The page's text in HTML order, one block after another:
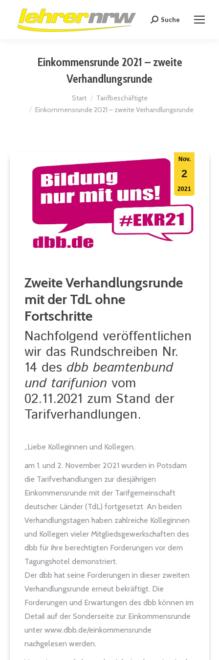
Search:
Suche
Einkommensrunde 2021 – zweite
Verhandlungsrunde
Sie befinden sich hier:Start
Tarifbeschäftigte
Einkommensrunde 2021 – zweite Verhandlungsrunde
Nov.
2
2021
Zweite Verhandlungsrunde
mit der TdL ohne
Fortschritte
Nachfolgend veröffentlichen
wir das Rundschreiben Nr.
14 des dbb beamtenbund
und tarifunion vom
02.11.2021 zum Stand der
Tarifverhandlungen.
„Liebe Kolleginnen und Kollegen,
am 1. und 2. November 2021 wurden in Potsdam
die Tarifverhandlungen zur diesjährigen
Einkommensrunde mit der Tarifgemeinschaft
deutscher Länder (TdL) fortgesetzt. An beiden
Verhandlungstagen haben zahlreiche Kolleginnen
und Kollegen vieler Mitgliedsgewerkschaften des
dbb für ihre berechtigten Forderungen vor dem
Tagungshotel demonstriert.
Der dbb hat seine Forderungen in dieser zweiten
Verhandlungsrunde erneut bekräftigt. Die
Forderungen und Erwartungen des dbb können im
Detail auf der Sonderseite zur Einkommensrunde
unter www.dbb.de/einkommensrunde
nachgelesen werden.